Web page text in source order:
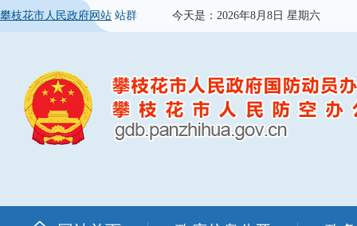
攀枝花市人民政府网站 站群 今天是： 2026年8月8日 星期六